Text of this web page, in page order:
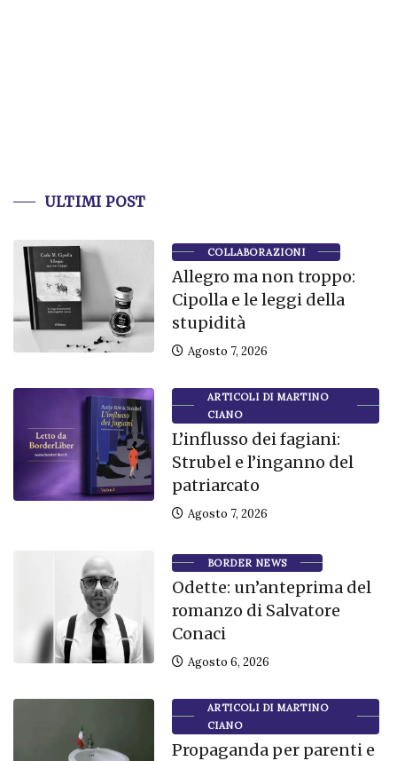
ULTIMI POST
COLLABORAZIONI
Allegro ma non troppo:
Cipolla e le leggi della
stupidità
Agosto 7, 2026
ARTICOLI DI MARTINO
CIANO
L’influsso dei fagiani:
Strubel e l’inganno del
patriarcato
Agosto 7, 2026
BORDER NEWS
Odette: un’anteprima del
romanzo di Salvatore
Conaci
Agosto 6, 2026
ARTICOLI DI MARTINO
CIANO
Propaganda per parenti e